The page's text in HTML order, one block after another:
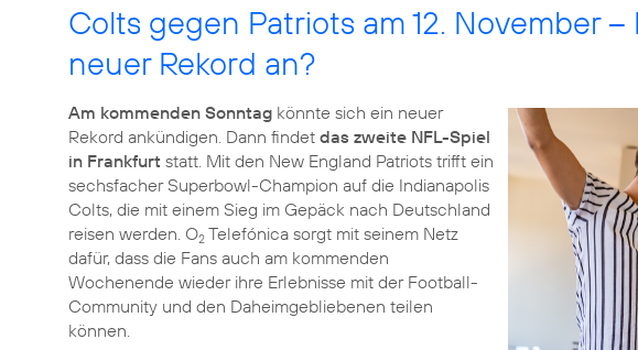
Colts gegen Patriots am 12. November
neuer Rekord an?
Am kommenden Sonntag könnte sich ein neuer
Rekord ankündigen. Dann findet das zweite NFL-Spiel
in Frankfurt statt. Mit den New England Patriots trifft ein
sechsfacher Superbowl-Champion auf die Indianapolis
Colts, die mit einem Sieg im Gepäck nach Deutschland
reisen werden. O2 Telefónica sorgt mit seinem Netz
dafür, dass die Fans auch am kommenden
Wochenende wieder ihre Erlebnisse mit der Football-
Community und den Daheimgebliebenen teilen
können.